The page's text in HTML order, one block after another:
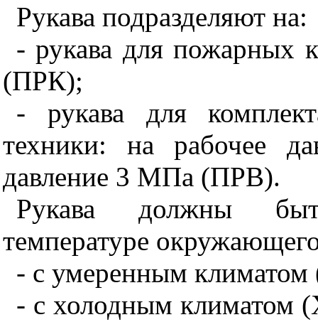
Рукава подразделяют на:
- рукава для пожарных
(ПРК);
- рукава для
техники: на рабочее
давление 3 МПа (ПРВ).
Рукава должны
температуре
- с умеренным
- с холодным климатом